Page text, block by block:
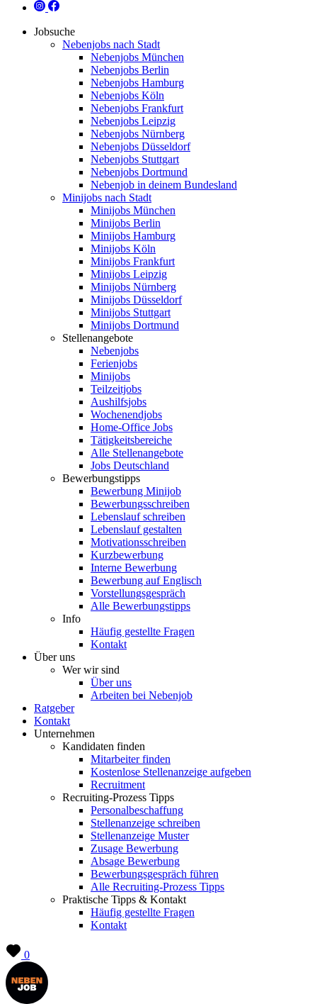
Jobsuche
Nebenjobs nach Stadt
Nebenjobs München
Nebenjobs Berlin
Nebenjobs Hamburg
Nebenjobs Köln
Nebenjobs Frankfurt
Nebenjobs Leipzig
Nebenjobs Nürnberg
Nebenjobs Düsseldorf
Nebenjobs Stuttgart
Nebenjobs Dortmund
Nebenjob in deinem Bundesland
Minijobs nach Stadt
Minijobs München
Minijobs Berlin
Minijobs Hamburg
Minijobs Köln
Minijobs Frankfurt
Minijobs Leipzig
Minijobs Nürnberg
Minijobs Düsseldorf
Minijobs Stuttgart
Minijobs Dortmund
Stellenangebote
Nebenjobs
Ferienjobs
Minijobs
Teilzeitjobs
Aushilfsjobs
Wochenendjobs
Home-Office Jobs
Tätigkeitsbereiche
Alle Stellenangebote
Jobs Deutschland
Bewerbungstipps
Bewerbung Minijob
Bewerbungsschreiben
Lebenslauf schreiben
Lebenslauf gestalten
Motivationsschreiben
Kurzbewerbung
Interne Bewerbung
Bewerbung auf Englisch
Vorstellungsgespräch
Alle Bewerbungstipps
Info
Häufig gestellte Fragen
Kontakt
Über uns
Wer wir sind
Über uns
Arbeiten bei Nebenjob
Ratgeber
Kontakt
Unternehmen
Kandidaten finden
Mitarbeiter finden
Kostenlose Stellenanzeige aufgeben
Recruitment
Recruiting-Prozess Tipps
Personalbeschaffung
Stellenanzeige schreiben
Stellenanzeige Muster
Zusage Bewerbung
Absage Bewerbung
Bewerbungsgespräch führen
Alle Recruiting-Prozess Tipps
Praktische Tipps & Kontakt
Häufig gestellte Fragen
Kontakt
0